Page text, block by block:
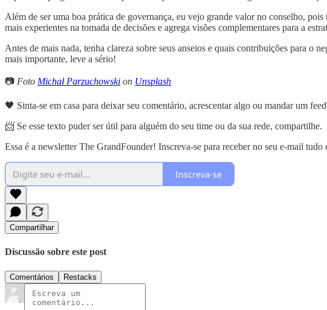
Além de ser uma boa prática de governança, eu vejo grande valor no conselho,
mais experientes na tomada de decisões e agrega visões complementares para a
Antes de mais nada, tenha clareza sobre seus anseios e quais contribuições para o
mais importante, leve a sério!
📷 Foto Michał Parzuchowski on Unsplash
🖤 Sinta-se em casa para deixar seu comentário, acrescentar algo ou mandar um
📨 Se esse texto puder ser útil para alguém do seu time ou da sua rede, compartilhe.
Essa é a newsletter The GrandFounder! Inscreva-se para receber no seu e-mail
Inscreva-se
Compartilhar
Discussão sobre este post
Comentários Restacks